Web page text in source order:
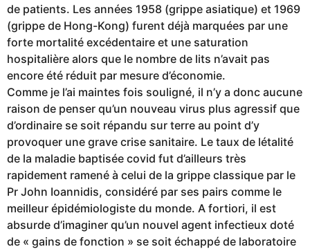
de patients. Les années 1958 (grippe asiatique) et 1969
(grippe de Hong-Kong) furent déjà marquées par une
forte mortalité excédentaire et une saturation
hospitalière alors que le nombre de lits n’avait pas
encore été réduit par mesure d’économie.
Comme je l’ai maintes fois souligné, il n’y a donc aucune
raison de penser qu’un nouveau virus plus agressif que
d’ordinaire se soit répandu sur terre au point d’y
provoquer une grave crise sanitaire. Le taux de létalité
de la maladie baptisée covid fut d’ailleurs très
rapidement ramené à celui de la grippe classique par le
Pr John Ioannidis, considéré par ses pairs comme le
meilleur épidémiologiste du monde. A fortiori, il est
absurde d’imaginer qu’un nouvel agent infectieux doté
de « gains de fonction » se soit échappé de laboratoire